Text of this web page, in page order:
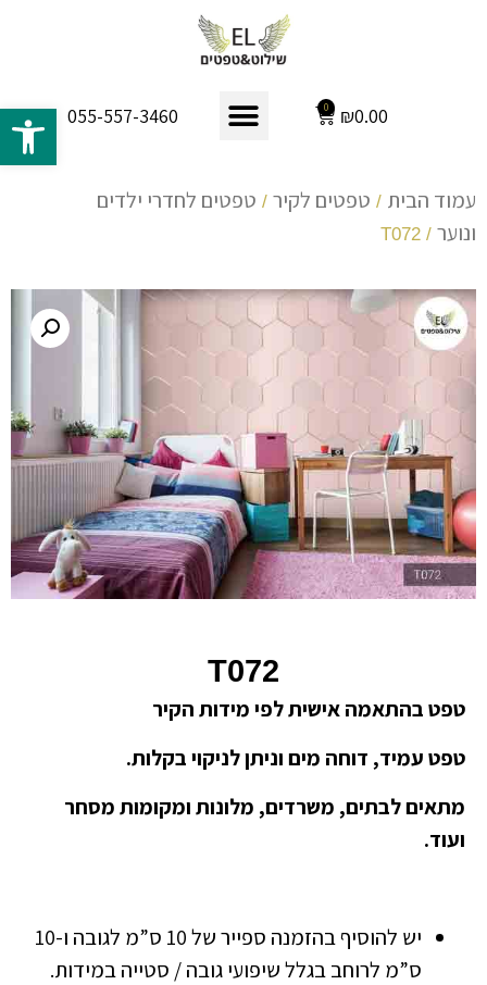
₪0.00
0
055-557-3460
עמוד הבית / טפטים לקיר / טפטים לחדרי ילדים
ונוער / T072
T072
טפט בהתאמה אישית לפי מידות הקיר
טפט עמיד, דוחה מים וניתן לניקוי בקלות.
מתאים לבתים, משרדים, מלונות ומקומות מסחר
ועוד.
יש להוסיף בהזמנה ספייר של 10 ס”מ לגובה ו-10
ס”מ לרוחב בגלל שיפועי גובה / סטייה במידות.